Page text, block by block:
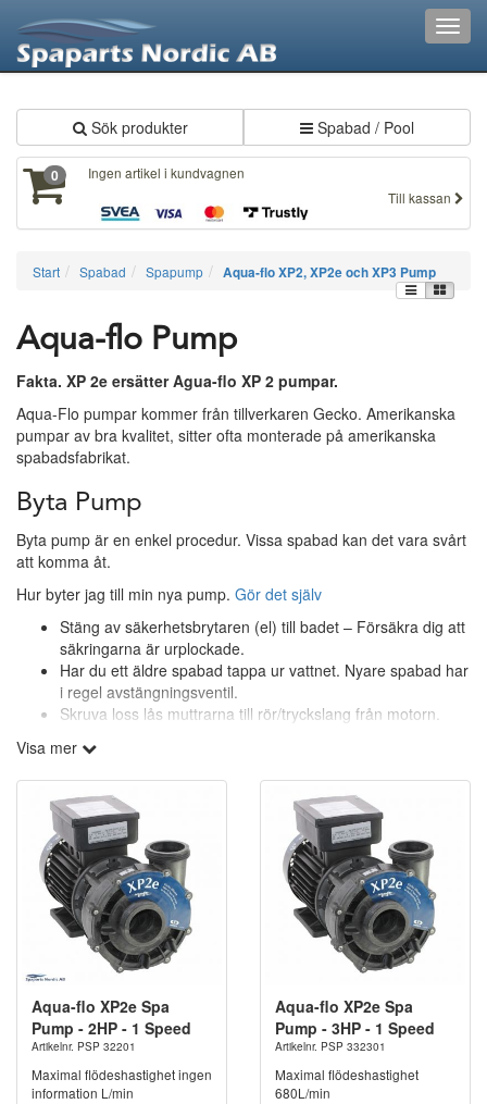
Sök produkter Spabad / Pool
0
Ingen artikel i kundvagnen
Till kassan
Start Spabad Spapump Aqua-flo XP2, XP2e och XP3 Pump
Aqua-flo Pump
Fakta. XP 2e ersätter Agua-flo XP 2 pumpar.
Aqua-Flo pumpar kommer från tillverkaren Gecko. Amerikanska
pumpar av bra kvalitet, sitter ofta monterade på amerikanska
spabadsfabrikat.
Byta Pump
Byta pump är en enkel procedur. Vissa spabad kan det vara svårt
att komma åt.
Hur byter jag till min nya pump. Gör det själv
Stäng av säkerhetsbrytaren (el) till badet – Försäkra dig att
säkringarna är urplockade.
Har du ett äldre spabad tappa ur vattnet. Nyare spabad har
i regel avstängningsventil.
Skruva loss lås muttrarna till rör/tryckslang från motorn.
med 4 skruvar/muttrar 2 på varje sida pump.
Ta lös EL kabeln från kretskortet. Flytta över befintlig El
kabel till nya pumpen. Tips ta foto först på kopplingen.
När du monterar anslutnings slangarnalyft slang/rör upp
och nerunder tiden du drar åt. Då säkerställer du att ytorna
blir täta
När återfyllning görs. Ta bort spafiltret. Har du 2 ta bort
bägge. Viktigt att återfyllningen görs i hålet för spafiltret. Då
trycker man bort luft ur systemet.
Frågor?
Har du frågor går det givetvis bra att kontakta vårt team. Bäst är
att du mailar din fråga för snabbare
återkoppling.info@spapartsnordic.se Alternativt 0107882132
Visa mer
Aqua-flo XP2e Spa
Pump - 2HP - 1 Speed
Artikelnr. PSP 32201
Maximal flödeshastighet ingen
information L/min
Aqua-flo XP2e Spa
Pump - 3HP - 1 Speed
Artikelnr. PSP 332301
Maximal flödeshastighet
680L/min